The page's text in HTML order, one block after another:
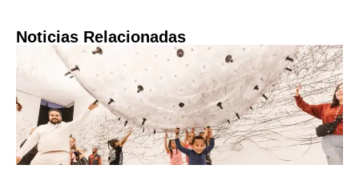
Noticias Relacionadas